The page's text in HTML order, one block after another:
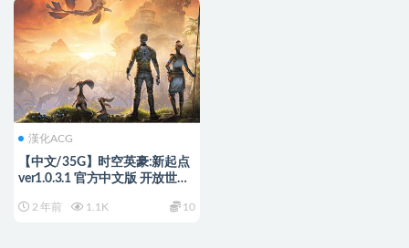
漢化ACG
【中文/35G】时空英豪:新起点
ver1.0.3.1 官方中文版 开放世界
2 年前 1.1K 10